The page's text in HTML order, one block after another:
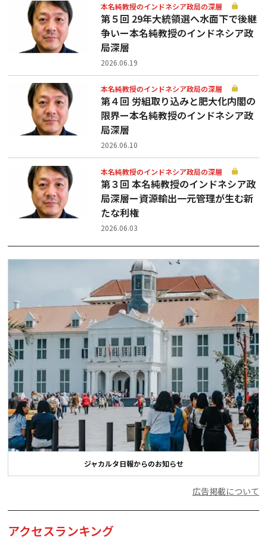
本名純教授のインドネシア政局の深層
第５回 29年大統領選へ水面下で後継
争いー本名純教授のインドネシア政
局深層
2026.06.19
本名純教授のインドネシア政局の深層
第４回 労組取り込みと肥大化内閣の
限界ー本名純教授のインドネシア政
局深層
2026.06.10
本名純教授のインドネシア政局の深層
第３回 本名純教授のインドネシア政
局深層ー資源輸出一元管理が生む新
たな利権
2026.06.03
ジャカルタ日報からのお知らせ
広告掲載について
アクセスランキング